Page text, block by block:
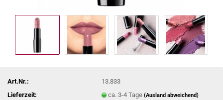
Art.Nr.:
13.833
Lieferzeit:
ca. 3-4 Tage(Ausland abweichend)